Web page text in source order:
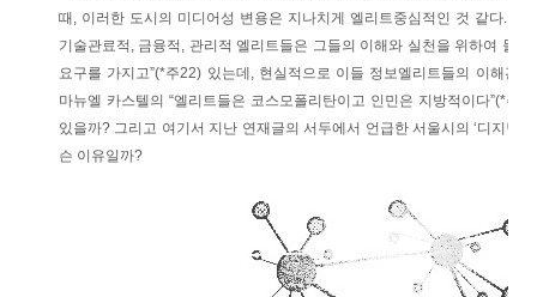
때, 이러한 도시의 미디어성 변용은 지나치게 엘리트중심적인 것 같다. “
기술관료적, 금융적, 관리적 엘리트들은 그들의 이해와 실천을 위하여 물
요구를 가지고”(*주22) 있는데, 현실적으로 이들 정보엘리트들의 이해관
마뉴엘 카스텔의 “엘리트들은 코스모폴리탄이고 인민은 지방적이다”(*주
있을까? 그리고 여기서 지난 연재글의 서두에서 언급한 서울시의 ‘디지털
슨 이유일까?